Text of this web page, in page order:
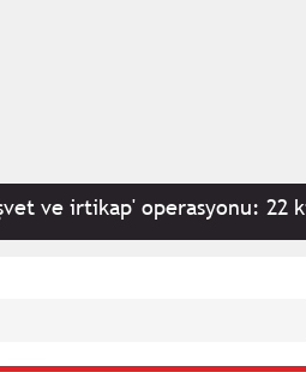
operasyonu: 22 kişi